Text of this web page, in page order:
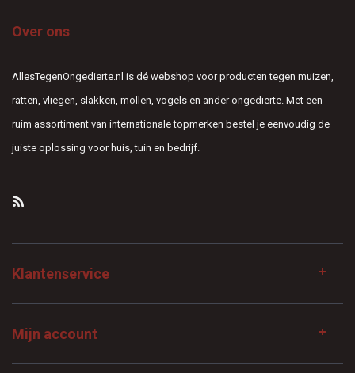
Over ons
AllesTegenOngedierte.nl is dé webshop voor producten tegen muizen,
ratten, vliegen, slakken, mollen, vogels en ander ongedierte. Met een
ruim assortiment van internationale topmerken bestel je eenvoudig de
juiste oplossing voor huis, tuin en bedrijf.
Klantenservice
Mijn account